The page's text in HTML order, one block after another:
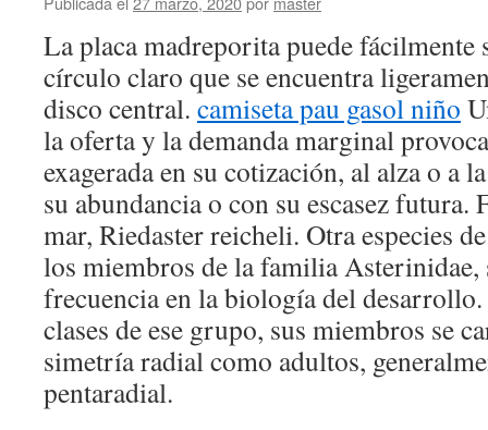
La placa madreporita puede fácilmente
círculo claro que se encuentra
disco central. camiseta pau gasol niño
la oferta y la demanda marginal
exagerada en su cotización, al alza o a
su abundancia o con su escasez futura.
mar, Riedaster reicheli. Otra especies
los miembros de la familia Asterinidae,
frecuencia en la biología del
clases de ese grupo, sus miembros se
simetría radial como adultos,
pentaradial.